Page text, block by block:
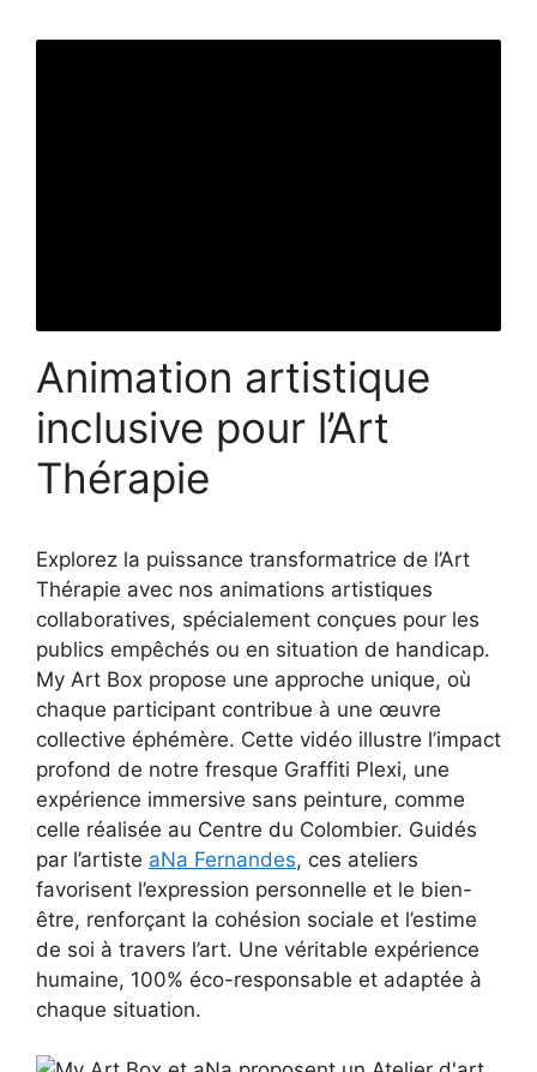
Animation artistique
inclusive pour l’Art
Thérapie
Explorez la puissance transformatrice de l’Art
Thérapie avec nos animations artistiques
collaboratives, spécialement conçues pour les
publics empêchés ou en situation de handicap.
My Art Box propose une approche unique, où
chaque participant contribue à une œuvre
collective éphémère. Cette vidéo illustre l’impact
profond de notre fresque Graffiti Plexi, une
expérience immersive sans peinture, comme
celle réalisée au Centre du Colombier. Guidés
par l’artiste aNa Fernandes, ces ateliers
favorisent l’expression personnelle et le bien-
être, renforçant la cohésion sociale et l’estime
de soi à travers l’art. Une véritable expérience
humaine, 100% éco-responsable et adaptée à
chaque situation.